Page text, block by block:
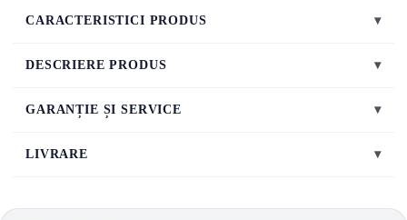
CARACTERISTICI PRODUS ▾
DESCRIERE PRODUS ▾
GARANȚIE ȘI SERVICE ▾
LIVRARE ▾